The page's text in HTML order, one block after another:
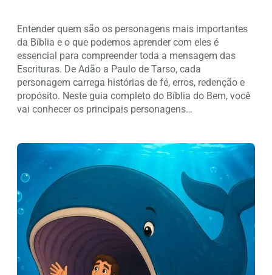
Entender quem são os personagens mais importantes
da Bíblia e o que podemos aprender com eles é
essencial para compreender toda a mensagem das
Escrituras. De Adão a Paulo de Tarso, cada
personagem carrega histórias de fé, erros, redenção e
propósito. Neste guia completo do Bíblia do Bem, você
vai conhecer os principais personagens…